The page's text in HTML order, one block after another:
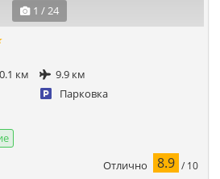
1 / 24
0.1 км
9.9 км
Парковка
Отлично 8.9 / 10